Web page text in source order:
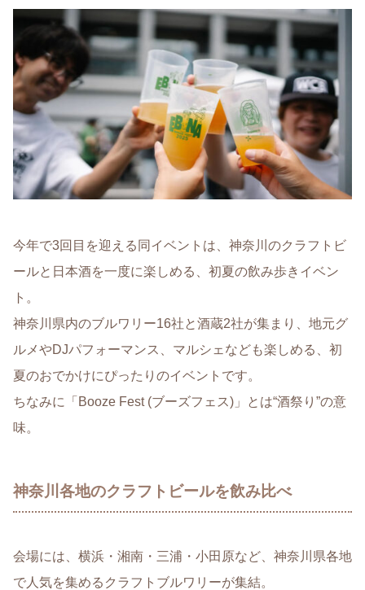
今年で3回目を迎える同イベントは、神奈川のクラフトビ
ールと日本酒を一度に楽しめる、初夏の飲み歩きイベン
ト。
神奈川県内のブルワリー16社と酒蔵2社が集まり、地元グ
ルメやDJパフォーマンス、マルシェなども楽しめる、初
夏のおでかけにぴったりのイベントです。
ちなみに「Booze Fest (ブーズフェス)」とは“酒祭り”の意
味。
神奈川各地のクラフトビールを飲み比べ
会場には、横浜・湘南・三浦・小田原など、神奈川県各地
で人気を集めるクラフトブルワリーが集結。